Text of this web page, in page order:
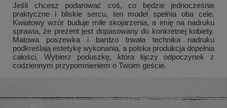
Jeśli chcesz podarować coś, co będzie jednocześnie
praktyczne i bliskie sercu, ten model spełnia oba cele.
Kwiatowy wzór buduje miłe skojarzenia, a imię na nadruku
sprawia, że prezent jest dopasowany do konkretnej kobiety.
Matowa poszewka i bardzo trwała technika nadruku
podkreślają estetykę wykonania, a polska produkcja dopełnia
całości. Wybierz poduszkę, która łączy odpoczynek z
codziennym przypomnieniem o Twoim geście.